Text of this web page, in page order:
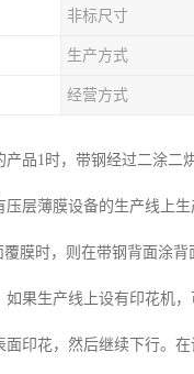
非标尺寸
生产方式
经营方式
品1时，带钢经过二涂
层薄膜设备的生产线上
膜时，则在带钢背面涂
果生产线上设有印花机
印花，然后继续下行。